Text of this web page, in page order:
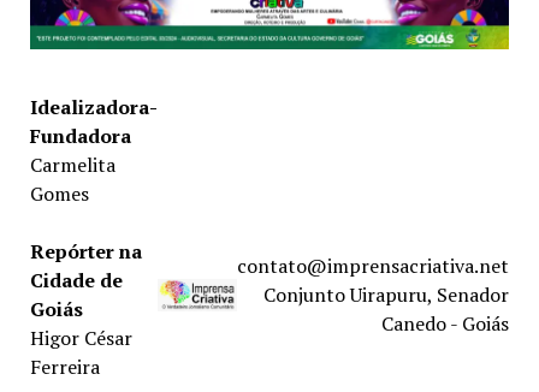
Idealizadora-
Fundadora
Carmelita
Gomes
Repórter na
Cidade de
Goiás
Higor César
Ferreira
contato@imprensacriativa.net
Conjunto Uirapuru, Senador
Canedo - Goiás